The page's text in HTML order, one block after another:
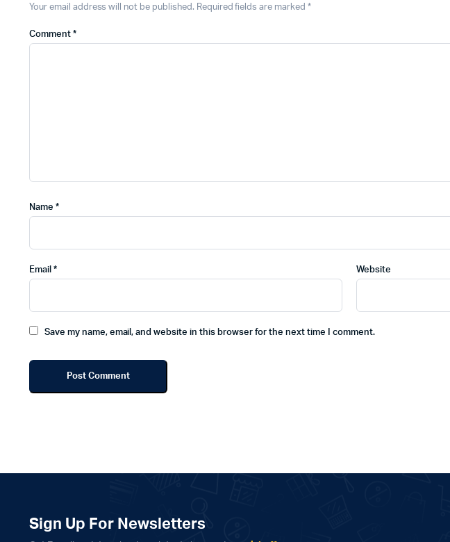
Your email address will not be published. Required fields are marked *
Comment *
Name *
Email * Website
Save my name, email, and website in this browser for the next time I comment.
Sign Up For Newsletters